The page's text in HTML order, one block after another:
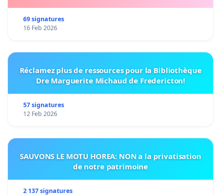
69 signatures
16 Feb 2026
Réclamez plus de ressources pour la Bibliothèque
Dre Marguerite Michaud de Fredericton!
57 signatures
12 Feb 2026
SAUVONS LE MOTU HOREA: NON a la privatisation
de notre patrimoine
2 137 signatures